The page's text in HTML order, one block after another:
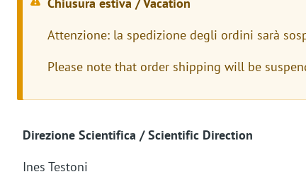
W
r
n
i
n
Attenzione: la spedizione degli ordini sarà
Please note that order shipping will be
Direzione Scientifica / Scientific Direction
Ines Testoni